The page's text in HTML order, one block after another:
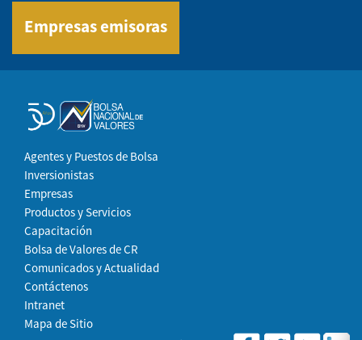
Empresas emisoras
Agentes y Puestos de Bolsa
Inversionistas
Empresas
Productos y Servicios
Capacitación
Bolsa de Valores de CR
Comunicados y Actualidad
Contáctenos
Intranet
Mapa de Sitio